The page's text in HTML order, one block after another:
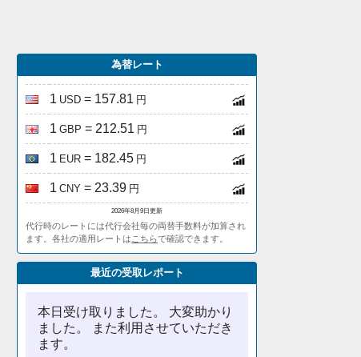
為替レート
1 USD = 157.81 円
1 GBP = 212.51 円
1 EUR = 182.45 円
1 CNY = 23.39 円
2026年8月9日更新
代行時のレートには代行会社毎の両替手数料が加算され
ます。各社の適用レートは こちらで確認できます。
最近の受取レポート
本日受け取りました。 大変助かり
ました。 また利用させていただき
ます。